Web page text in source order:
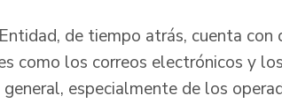
de tiempo atrás, cuenta
como los correos electrónicos y
especialmente de los